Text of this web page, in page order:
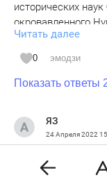
исторических
окровавленного
у редакции, давал
"распоряжаться"
дружеском
меня имя
Читать далее
0 эмодзи
Показать ответы
ЯЗ
24 Апреля 2022
был "хэчтеруш"?